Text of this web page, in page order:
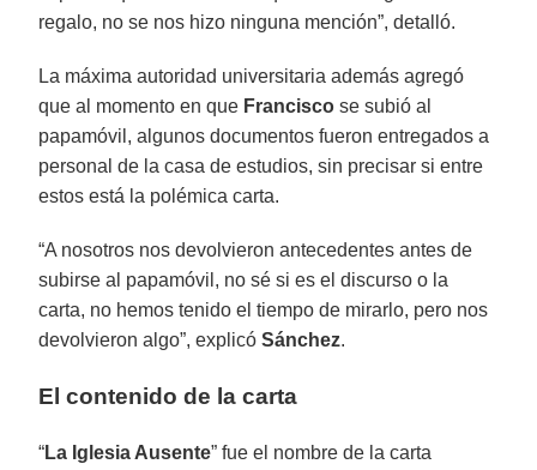
regalo, no se nos hizo ninguna mención”, detalló.
La máxima autoridad universitaria además agregó
que al momento en que Francisco se subió al
papamóvil, algunos documentos fueron entregados a
personal de la casa de estudios, sin precisar si entre
estos está la polémica carta.
“A nosotros nos devolvieron antecedentes antes de
subirse al papamóvil, no sé si es el discurso o la
carta, no hemos tenido el tiempo de mirarlo, pero nos
devolvieron algo”, explicóSánchez.
El contenido de la carta
“La Iglesia Ausente” fue el nombre de la carta